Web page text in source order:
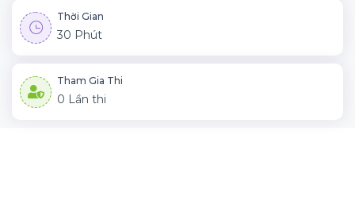
Thời Gian
30 Phút
Tham Gia Thi
0 Lần thi